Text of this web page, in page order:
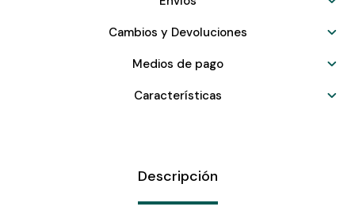
Cambios y Devoluciones
Medios de pago
Características
Descripción